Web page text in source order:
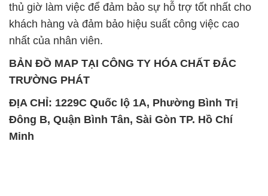
thủ giờ làm việc để đảm bảo sự hỗ trợ tốt nhất cho
khách hàng và đảm bảo hiệu suất công việc cao
nhất của nhân viên.
BẢN ĐỒ MAP TẠI CÔNG TY HÓA CHẤT ĐẮC
TRƯỜNG PHÁT
ĐỊA CHỈ: 1229C Quốc lộ 1A, Phường Bình Trị
Đông B, Quận Bình Tân, Sài Gòn TP. Hồ Chí
Minh